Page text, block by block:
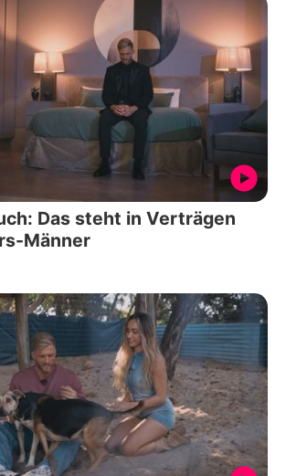
Das steht in Verträgen
Männer